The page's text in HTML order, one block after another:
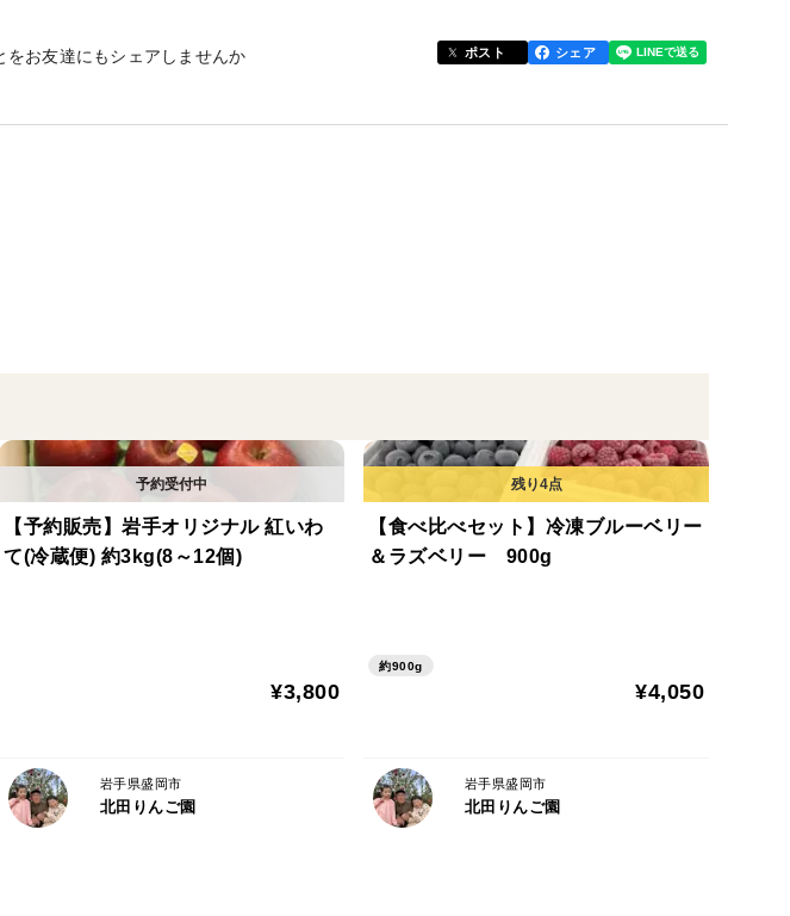
で収穫するよう摘み取りを行っています。今回の商品は、生果での訳あり品を冷
そのままでも食べられます。ぜひお試しください。
合、ご不在にて商品を受け取りいただけない場合、送料・商品代金をご負担いた
ご了承ください。
合、長期間ご不在など配送センターでの保存によって痛みが発生した場合、返
はできません。
をお友達にもシェアしませんか ポスト シェア
【予約販売】岩手オリジナル 紅いわ
て(冷蔵便) 約3kg(8～12個)
¥3,800
岩手県盛岡市
北田りんご園
【食べ比べセット】冷凍ブルーベリー
＆ラズベリー 900g
約900g
¥4,050
岩手県盛岡市
北田りんご園